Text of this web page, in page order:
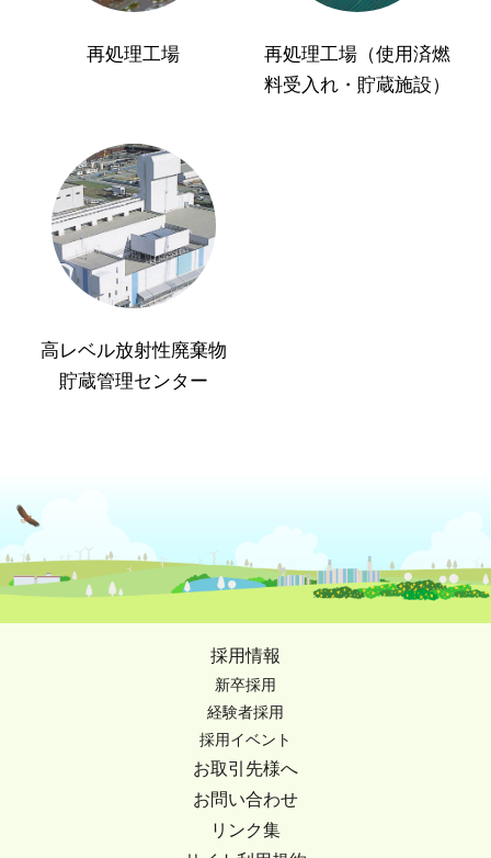
再処理工場
再処理工場（使用済燃
料受入れ・貯蔵施設）
高レベル放射性廃棄物
貯蔵管理センター
採用情報
新卒採用
経験者採用
採用イベント
お取引先様へ
お問い合わせ
リンク集